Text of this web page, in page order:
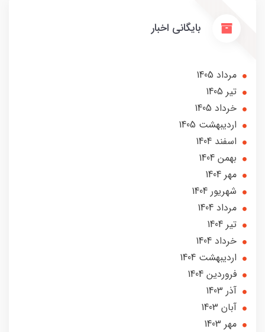
بایگانی اخبار
مرداد 1405
تير 1405
خرداد 1405
ارديبهشت 1405
اسفند 1404
بهمن 1404
مهر 1404
شهریور 1404
مرداد 1404
تير 1404
خرداد 1404
ارديبهشت 1404
فروردین 1404
آذر 1403
آبان 1403
مهر 1403